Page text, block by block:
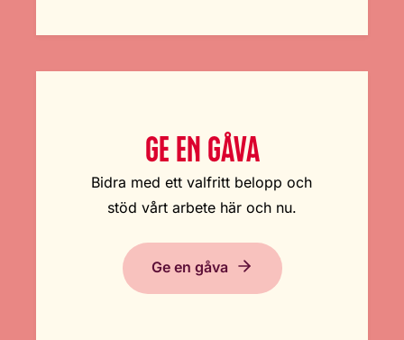
GE EN GÅVA
Bidra med ett valfritt belopp och
stöd vårt arbete här och nu.
Ge en gåva